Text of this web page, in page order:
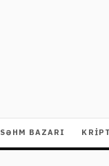
SƏHM BAZARI